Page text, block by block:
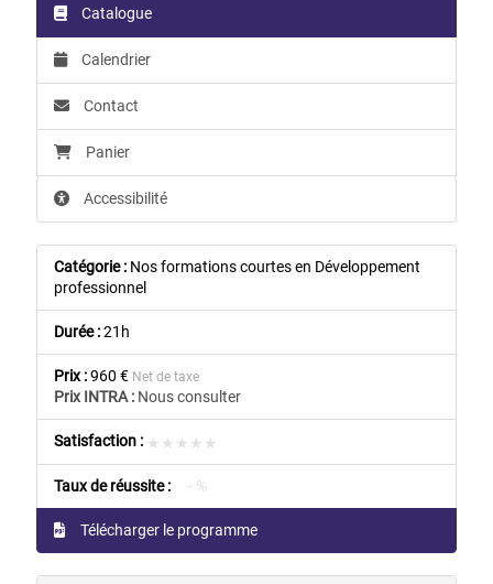
Catalogue
Calendrier
Contact
Panier
Accessibilité
Catégorie : Nos formations courtes en Développement
professionnel
Durée :21h
Prix :960 € Net de taxe
Prix INTRA :Nous consulter
Satisfaction : ★★★★★
★★★★★
Taux de réussite : - %
Télécharger le programme